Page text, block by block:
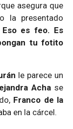
asegura que
la presentado
Eso es feo. Es
tu fotito
le parece un
Acha se
Franco de la
en la cárcel.